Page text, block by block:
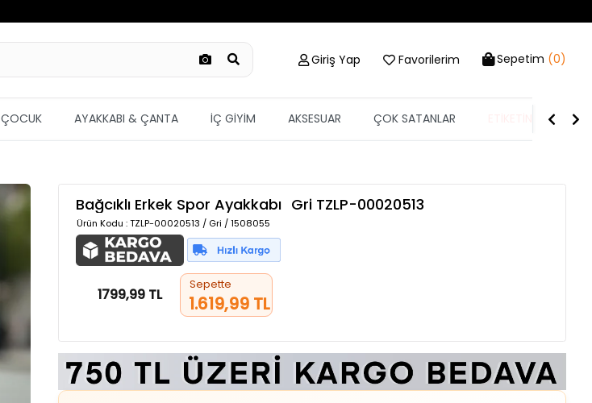
Giriş Yap Favorilerim Sepetim (0)
ÇOCUK AYAKKABI & ÇANTA İÇ GİYİM AKSESUAR ÇOK SATANLAR ETİKETİN YARISI
Bağcıklı Erkek Spor Ayakkabı Gri TZLP-00020513
Ürün Kodu : TZLP-00020513 / Gri / 1508055
1799,99 TL
Sepette
1.619,99 TL
↩ Güvenilir Alışveriş
Ürününüzü teslim aldıktan sonra14 gün içerisindekolayca iade edebilirsiniz.